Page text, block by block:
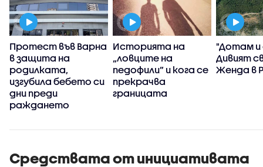
Протест във Варна
в защита на
родилката,
изгубила бебето си
дни преди
раждането
Историята на
„ловците на
педофили” и кога се
прекрачва
границата
"Дотам и
Дивият
Женда в
Средствата от инициативата